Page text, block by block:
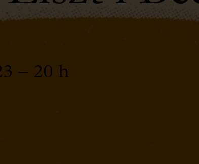
– 20 h